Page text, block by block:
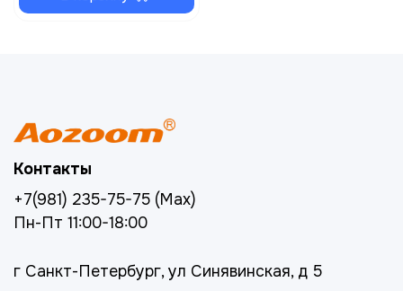
Контакты
+7(981) 235-75-75 (Max)
Пн-Пт 11:00-18:00
г Санкт-Петербург, ул Синявинская, д 5